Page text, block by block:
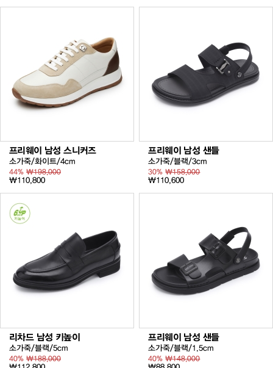
프리웨이 남성 스니커즈
소가죽/화이트/4cm
44% ₩198,000
₩110,800
프리웨이 남성 샌들
소가죽/블랙/3cm
30%₩158,000
₩110,600
리차드 남성 키높이
소가죽/블랙/5cm
40% ₩188,000
프리웨이 남성 샌들
소가죽/블랙/1.5cm
40%₩148,000